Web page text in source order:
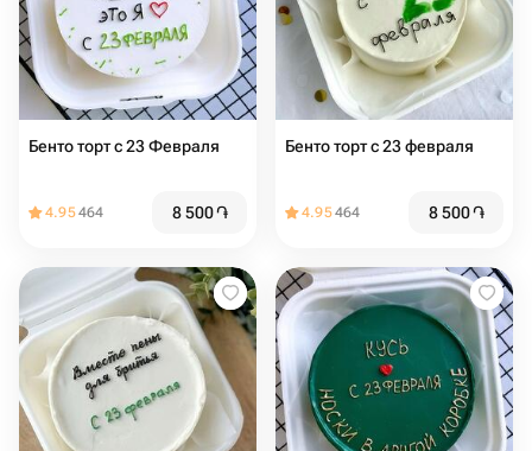
Бенто торт с 23 Февраля
4.95464 8 500֏
Бенто торт с 23 февраля
4.95464 8 500֏